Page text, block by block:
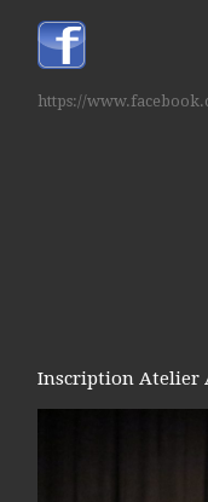
https://
Inscription Atelier